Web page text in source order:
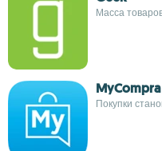
Масса
MyCompra
Покупки